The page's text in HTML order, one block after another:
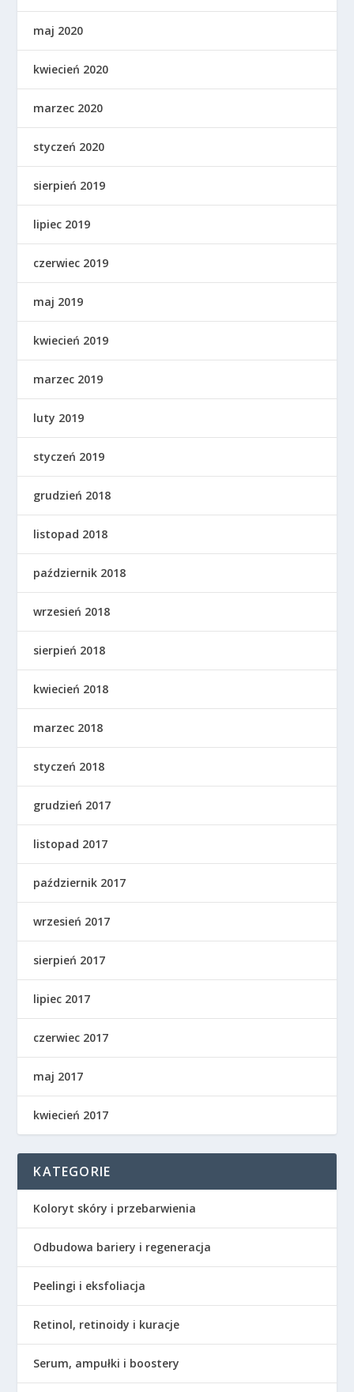
maj 2020
kwiecień 2020
marzec 2020
styczeń 2020
sierpień 2019
lipiec 2019
czerwiec 2019
maj 2019
kwiecień 2019
marzec 2019
luty 2019
styczeń 2019
grudzień 2018
listopad 2018
październik 2018
wrzesień 2018
sierpień 2018
kwiecień 2018
marzec 2018
styczeń 2018
grudzień 2017
listopad 2017
październik 2017
wrzesień 2017
sierpień 2017
lipiec 2017
czerwiec 2017
maj 2017
kwiecień 2017
KATEGORIE
Koloryt skóry i przebarwienia
Odbudowa bariery i regeneracja
Peelingi i eksfoliacja
Retinol, retinoidy i kuracje
Serum, ampułki i boostery